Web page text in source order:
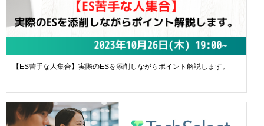
【ES苦手な人集合】実際のESを添削しながらポイント解説します。